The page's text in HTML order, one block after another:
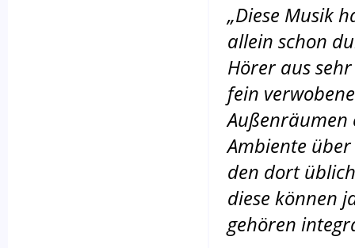
„Diese Musik
allein schon
Hörer aus
fein
Außenräumen
Ambiente
den dort
diese können
gehören